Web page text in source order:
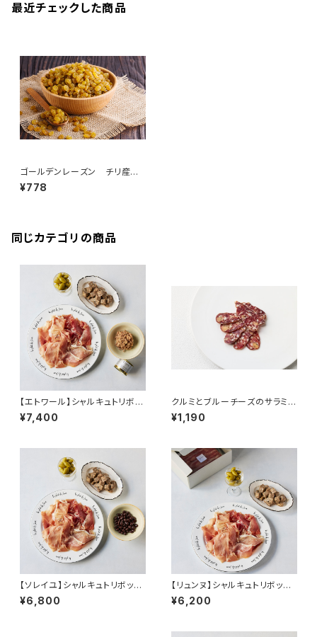
最近チェックした商品
ゴールデンレーズン チリ産 1
00g
¥778
同じカテゴリの商品
【エトワール】シャルキュトリボッ
クス
¥7,400
クルミとブルーチーズのサラミ
50g ＜メゾン・ラボリー＞(フラ
ンス・オーヴェルニュ)
¥1,190
【ソレイユ】シャルキュトリボック
ス
¥6,800
【リュンヌ】シャルキュトリボック
ス
¥6,200